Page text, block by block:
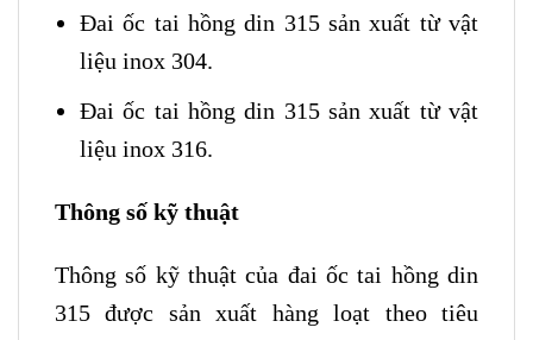
Đai ốc tai hồng din 315 sản xuất từ vật
liệu inox 304.
Đai ốc tai hồng din 315 sản xuất từ vật
liệu inox 316.
Thông số kỹ thuật
Thông số kỹ thuật của đai ốc tai hồng din
315 được sản xuất hàng loạt theo tiêu